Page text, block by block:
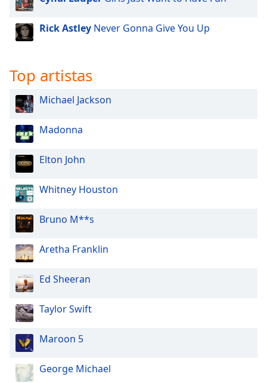
Rick Astley Never Gonna Give You Up
Top artistas
Michael Jackson
Madonna
Elton John
Whitney Houston
Bruno M**s
Aretha Franklin
Ed Sheeran
Taylor Swift
Maroon 5
George Michael